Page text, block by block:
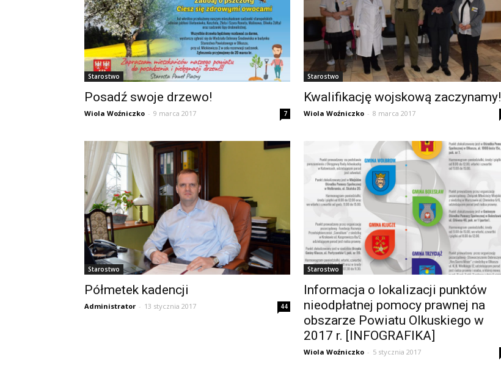
Starostwo
Posadź swoje drzewo!
Wiola Woźniczko - 9 marca 2017 7
Starostwo
Kwalifikację wojskową zaczynamy!
Wiola Woźniczko - 8 marca 2017
Starostwo
Półmetek kadencji
Administrator - 13 stycznia 2017 44
Starostwo
Informacja o lokalizacji punktów
nieodpłatnej pomocy prawnej na
obszarze Powiatu Olkuskiego w
2017 r. [INFOGRAFIKA]
Wiola Woźniczko - 5 stycznia 2017